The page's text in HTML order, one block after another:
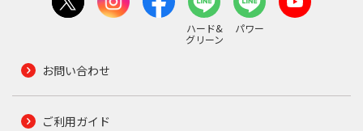
ハード&
グリーン
パワー
お問い合わせ
ご利用ガイド